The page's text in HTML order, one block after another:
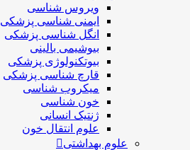
ویروس شناسی
ایمنی شناسی پزشكی
انگل شناسی پزشکی
بیوشیمی بالینی
بیوتکنولوژی پزشکی
قارچ شناسی پزشکی
ميكروب شناسی
خون شناسی
ژنتیک انسانی
علوم انتقال خون
علوم بهداشتی